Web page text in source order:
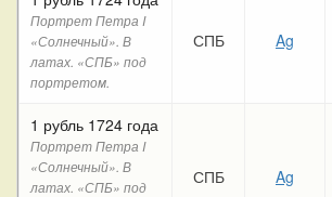
Портрет Петра I
«Солнечный». В
латах. «СПБ» под
портретом.
СПБ Ag
1 рубль 1724 года
Портрет Петра I
«Солнечный». В
латах. «СПБ» под
СПБ Ag